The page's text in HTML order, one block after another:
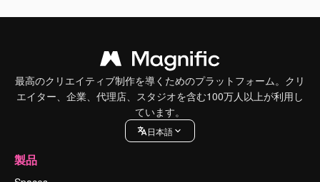
最高のクリエイティブ制作を導くためのプラットフォーム。クリ
エイター、企業、代理店、スタジオを含む100万人以上が利用し
ています。
日本語
製品